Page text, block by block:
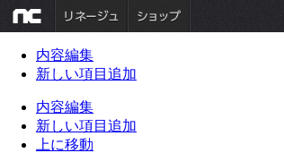
内容編集
新しい項目追加
内容編集
新しい項目追加
上に移動